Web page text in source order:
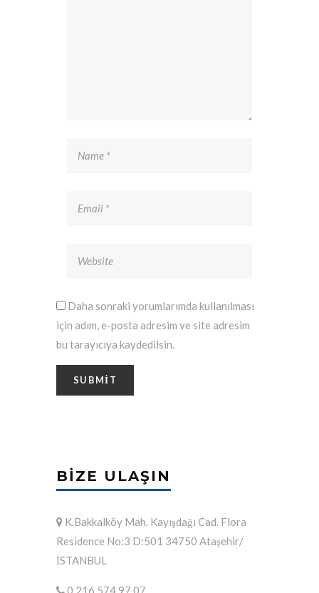
Daha sonraki yorumlarımda kullanılması
için adım, e-posta adresim ve site adresim
bu tarayıcıya kaydedilsin.
BIZE ULAŞIN
K.Bakkalköy Mah. Kayışdağı Cad. Flora
Residence No:3 D:501 34750 Ataşehir/
İSTANBUL
0 216 574 97 07